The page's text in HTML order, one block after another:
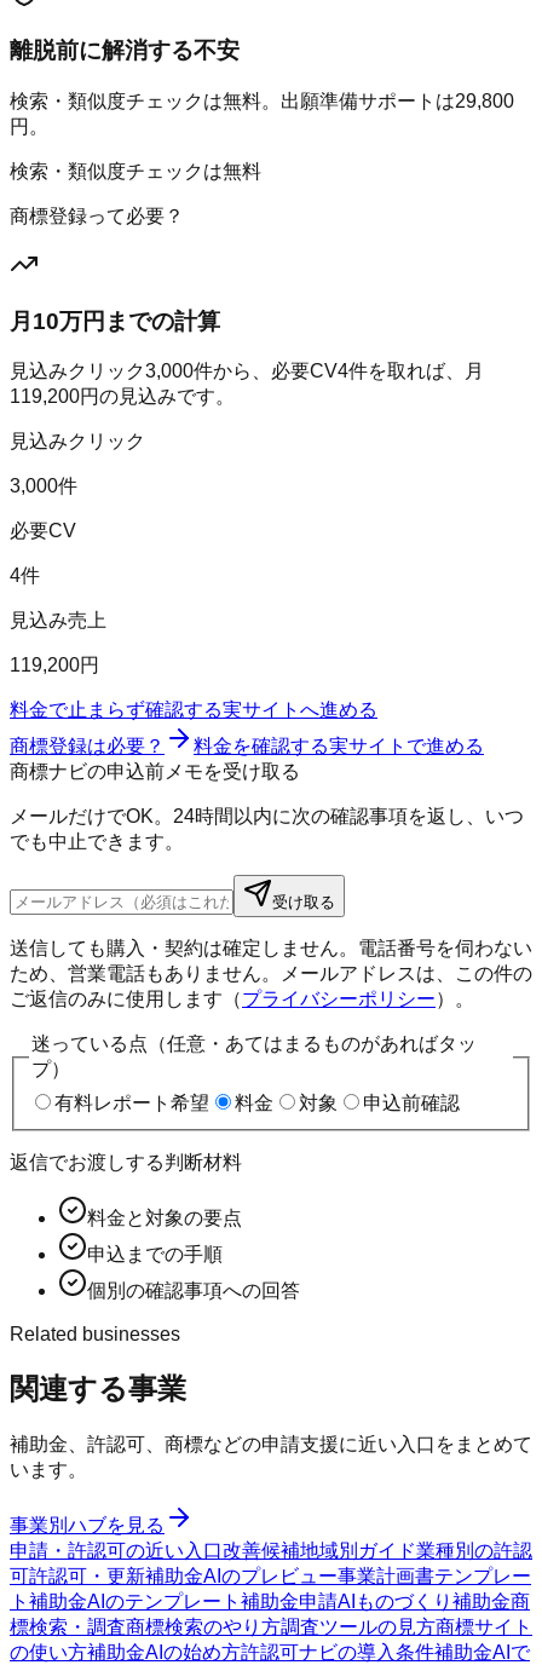
離脱前に解消する不安
検索・類似度チェックは無料。出願準備サポートは29,800
円。
検索・類似度チェックは無料
商標登録って必要？
月10万円までの計算
見込みクリック3,000件から、必要CV4件を取れば、月
119,200円の見込みです。
見込みクリック
3,000件
必要CV
4件
見込み売上
119,200円
料金で止まらず確認する実サイトへ進める
商標登録は必要？
料金を確認する実サイトで進める
商標ナビの申込前メモを受け取る
メールだけでOK。24時間以内に次の確認事項を返し、いつ
でも中止できます。
受け取る
送信しても購入・契約は確定しません。電話番号を伺わない
ため、営業電話もありません。メールアドレスは、この件の
ご返信のみに使用します（プライバシーポリシー）。
迷っている点（任意・あてはまるものがあればタッ
プ）
有料レポート希望
料金 対象 申込前確認
返信でお渡しする判断材料
料金と対象の要点
申込までの手順
個別の確認事項への回答
Related businesses
関連する事業
補助金、許認可、商標などの申請支援に近い入口をまとめて
います。
事業別ハブを見る
申請・許認可の近い入口改善候補地域別ガイド業種別の許認
可許認可・更新補助金AIのプレビュー事業計画書テンプレー
ト 補助金AIのテンプレート 補助金申請AI ものづくり補助金商
標検索・調査商標検索のやり方調査ツールの見方商標サイト
の使い方補助金AIの始め方許認可ナビの導入条件補助金AIで